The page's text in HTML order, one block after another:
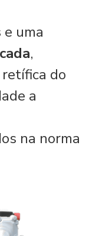
e uma
,
do
a
na norma